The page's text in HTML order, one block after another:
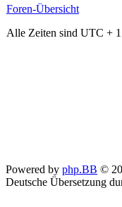
Foren-Übersicht
Alle Zeiten sind UTC +
Powered by php.BB ©
Deutsche Übersetzung